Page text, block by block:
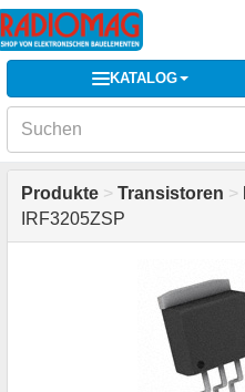
KATALOG
Produkte > Transistoren >
IRF3205ZSP